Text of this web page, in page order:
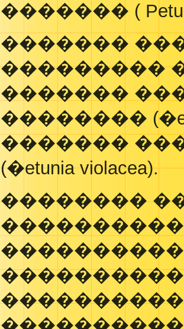
������� (
�������
���������
�������
��������
�������
(�etunia violacea).
��������